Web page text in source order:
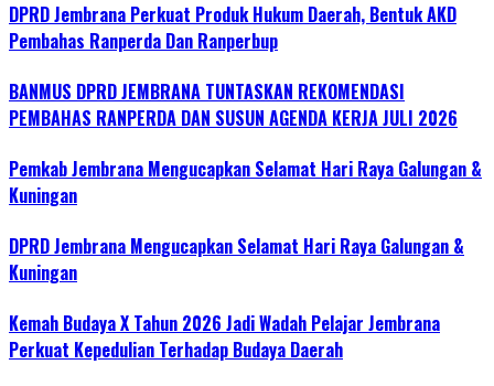
DPRD Jembrana Perkuat Produk Hukum Daerah, Bentuk AKD
Pembahas Ranperda Dan Ranperbup
BANMUS DPRD JEMBRANA TUNTASKAN REKOMENDASI
PEMBAHAS RANPERDA DAN SUSUN AGENDA KERJA JULI 2026
Pemkab Jembrana Mengucapkan Selamat Hari Raya Galungan &
Kuningan
DPRD Jembrana Mengucapkan Selamat Hari Raya Galungan &
Kuningan
Kemah Budaya X Tahun 2026 Jadi Wadah Pelajar Jembrana
Perkuat Kepedulian Terhadap Budaya Daerah